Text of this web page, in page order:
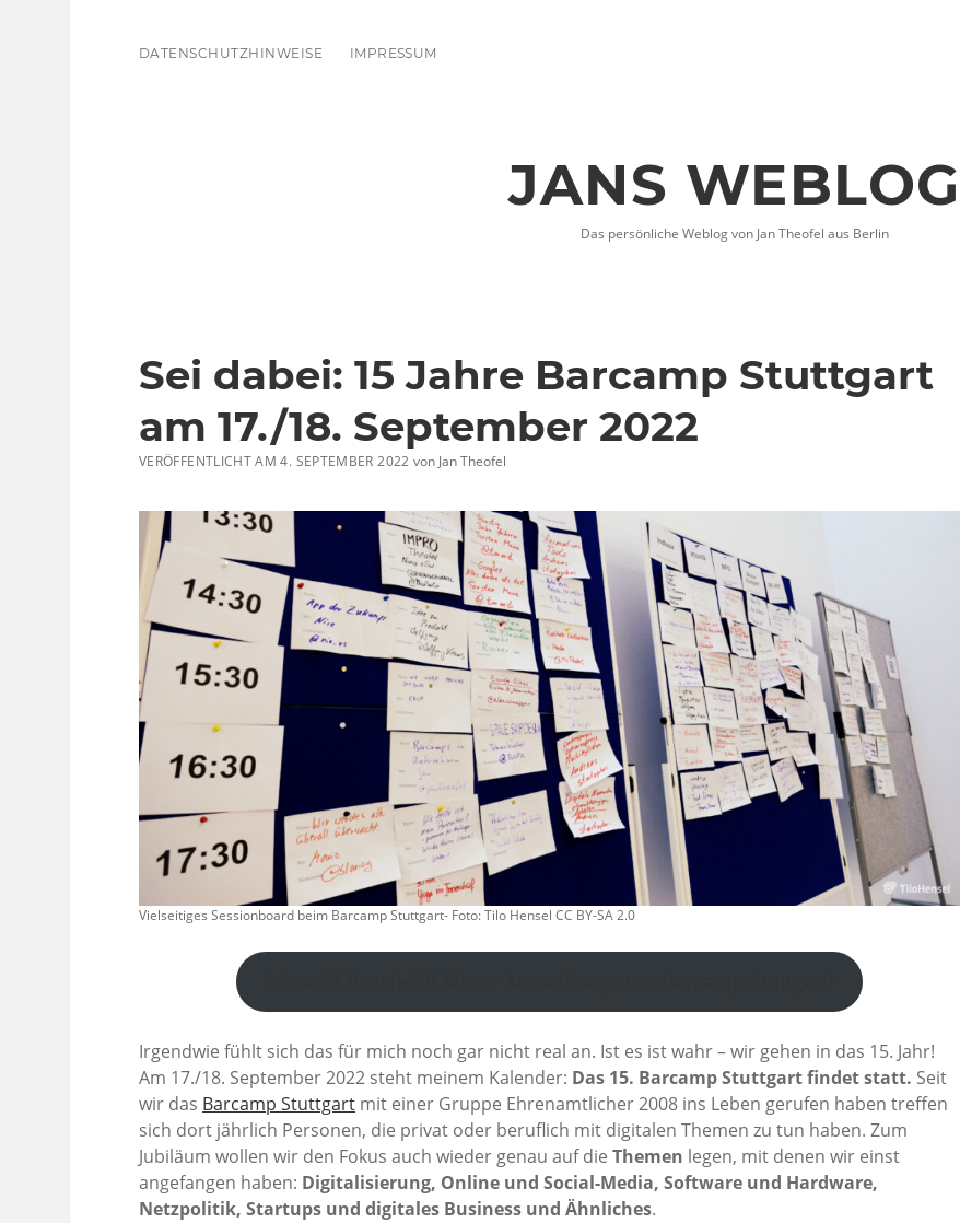
DATENSCHUTZHINWEISE IMPRESSUM
JANS WEBLOG
Das persönliche Weblog von Jan Theofel aus Berlin
Sei dabei: 15 Jahre Barcamp Stuttgart
am 17./18. September 2022
VERÖFFENTLICHT AM 4. SEPTEMBER 2022 vonJan Theofel
Vielseitiges Sessionboard beim Barcamp Stuttgart- Foto: Tilo Hensel CC BY-SA 2.0
Irgendwie fühlt sich das für mich noch gar nicht real an. Ist es ist wahr – wir gehen in das 15. Jahr!
Am 17./18. September 2022 steht meinem Kalender: Das 15. Barcamp Stuttgart findet statt. Seit
wir das Barcamp Stuttgart mit einer Gruppe Ehrenamtlicher 2008 ins Leben gerufen haben treffen
sich dort jährlich Personen, die privat oder beruflich mit digitalen Themen zu tun haben. Zum
Jubiläum wollen wir den Fokus auch wieder genau auf die Themen legen, mit denen wir einst
angefangen haben: Digitalisierung, Online und Social-Media, Software und Hardware,
Netzpolitik, Startups und digitales Business und Ähnliches.